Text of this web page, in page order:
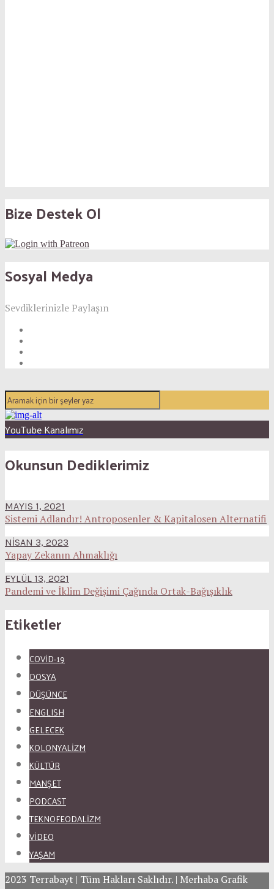
Bize Destek Ol
Sosyal Medya
Sevdiklerinizle Paylaşın
YouTube Kanalımız
Okunsun Dediklerimiz
MAYIS 1, 2021
Sistemi Adlandır! Antroposenler & Kapitalosen Alternatifi
NISAN 3, 2023
Yapay Zekanın Ahmaklığı
EYLÜL 13, 2021
Pandemi ve İklim Değişimi Çağında Ortak-Bağışıklık
Etiketler
COVID-19
DOSYA
DÜŞÜNCE
ENGLISH
GELECEK
KOLONYALİZM
KÜLTÜR
MANŞET
PODCAST
TEKNOFEODALİZM
VİDEO
YAŞAM
2023 Terrabayt | Tüm Hakları Saklıdır. | Merhaba Grafik